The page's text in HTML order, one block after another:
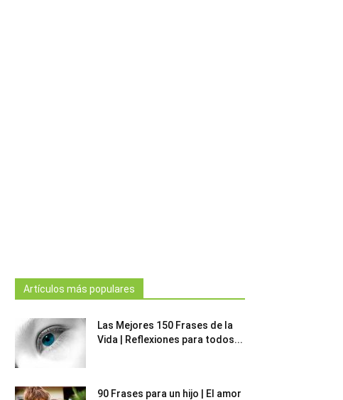
Artículos más populares
Las Mejores 150 Frases de la
Vida | Reflexiones para todos...
90 Frases para un hijo | El amor